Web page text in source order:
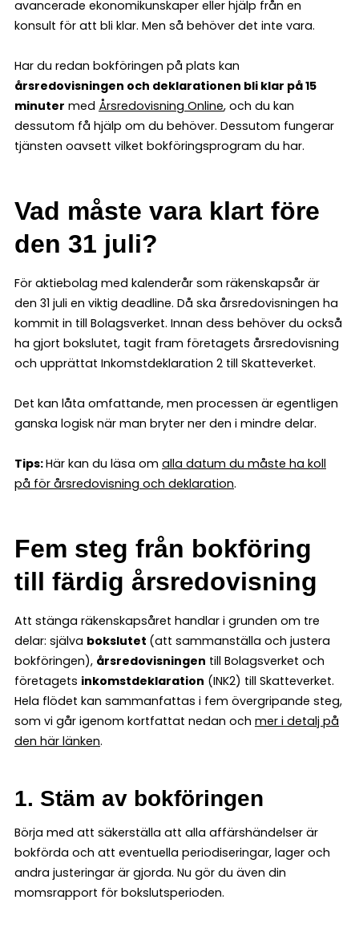
avancerade ekonomikunskaper eller hjälp från en
konsult för att bli klar. Men så behöver det inte vara.
Har du redan bokföringen på plats kan
årsredovisningen och deklarationen bli klar på 15
minuter med Årsredovisning Online, och du kan
dessutom få hjälp om du behöver. Dessutom fungerar
tjänsten oavsett vilket bokföringsprogram du har.
Vad måste vara klart före
den 31 juli?
För aktiebolag med kalenderår som räkenskapsår är
den 31 juli en viktig deadline. Då ska årsredovisningen ha
kommit in till Bolagsverket. Innan dess behöver du också
ha gjort bokslutet, tagit fram företagets årsredovisning
och upprättat Inkomstdeklaration 2 till Skatteverket.
Det kan låta omfattande, men processen är egentligen
ganska logisk när man bryter ner den i mindre delar.
Tips:Här kan du läsa om alla datum du måste ha koll
på för årsredovisning och deklaration.
Fem steg från bokföring
till färdig årsredovisning
Att stänga räkenskapsåret handlar i grunden om tre
delar: själva bokslutet (att sammanställa och justera
bokföringen), årsredovisningen till Bolagsverket och
företagets inkomstdeklaration (INK2) till Skatteverket.
Hela flödet kan sammanfattas i fem övergripande steg,
som vi går igenom kortfattat nedan och mer i detalj på
den här länken.
1. Stäm av bokföringen
Börja med att säkerställa att alla affärshändelser är
bokförda och att eventuella periodiseringar, lager och
andra justeringar är gjorda. Nu gör du även din
momsrapport för bokslutsperioden.